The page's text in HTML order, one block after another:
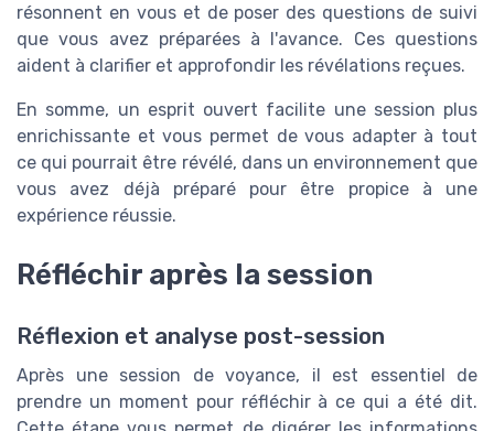
résonnent en vous et de poser des questions de suivi
que vous avez préparées à l'avance. Ces questions
aident à clarifier et approfondir les révélations reçues.
En somme, un esprit ouvert facilite une session plus
enrichissante et vous permet de vous adapter à tout
ce qui pourrait être révélé, dans un environnement que
vous avez déjà préparé pour être propice à une
expérience réussie.
Réfléchir après la session
Réflexion et analyse post-session
Après une session de voyance, il est essentiel de
prendre un moment pour réfléchir à ce qui a été dit.